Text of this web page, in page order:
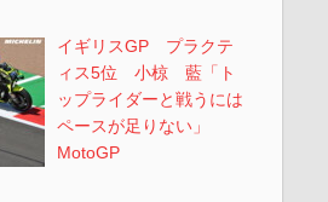
イギリスGP プラクテ
ィス5位 小椋 藍「ト
ップライダーと戦うには
ペースが足りない」
MotoGP